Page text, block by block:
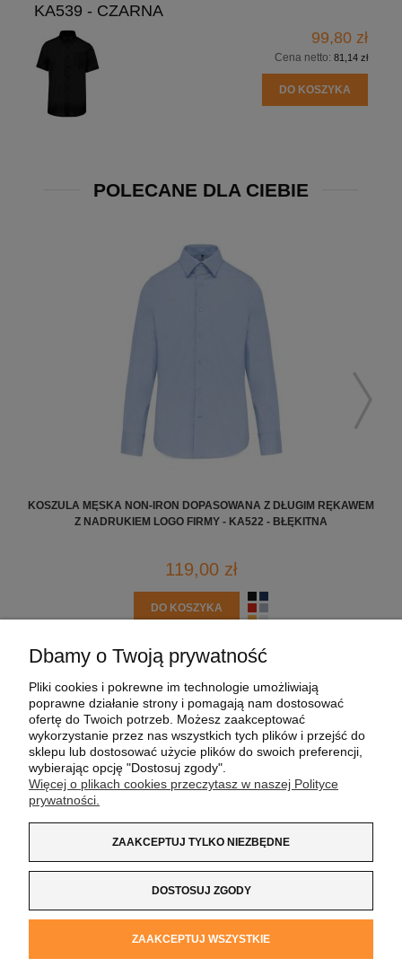
KA539 - CZARNA
99,80 zł
Cena netto: 81,14 zł
DO KOSZYKA
POLECANE DLA CIEBIE
KOSZULA MĘSKA NON-IRON DOPASOWANA Z DŁUGIM RĘKAWEM
Z NADRUKIEM LOGO FIRMY - KA522 - BŁĘKITNA
119,00 zł
DO KOSZYKA
MOJE KONTO
PŁATNOŚCI I DOSTAWA
O NAS
Kochanowskiego 37/K5 |33-100 Tarnów| tel.:
e-mail:sklep@koszulkazlogo.pl
Dbamy o Twoją prywatność
Pliki cookies i pokrewne im technologie umożliwiają
poprawne działanie strony i pomagają nam dostosować
ofertę do Twoich potrzeb. Możesz zaakceptować
wykorzystanie przez nas wszystkich tych plików i przejść do
sklepu lub dostosować użycie plików do swoich preferencji,
wybierając opcję "Dostosuj zgody".
Więcej o plikach cookies przeczytasz w naszej Polityce
prywatności.
ZAAKCEPTUJ TYLKO NIEZBĘDNE
DOSTOSUJ ZGODY
ZAAKCEPTUJ WSZYSTKIE